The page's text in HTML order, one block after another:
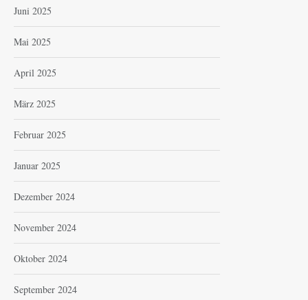
Juni 2025
Mai 2025
April 2025
März 2025
Februar 2025
Januar 2025
Dezember 2024
November 2024
Oktober 2024
September 2024